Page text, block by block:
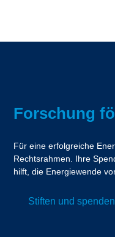
Forschung
Für eine erfolgreiche
Rechtsrahmen. Ihre
hilft, die Energiewende
Stiften und spenden